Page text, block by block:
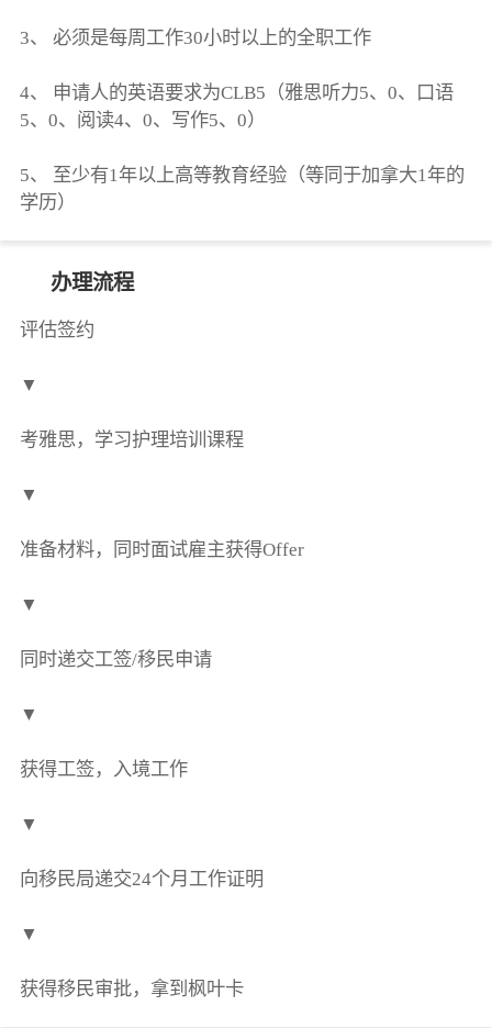
3、 必须是每周工作30小时以上的全职工作
4、 申请人的英语要求为CLB5（雅思听力5、0、口语
5、0、阅读4、0、写作5、0）
5、 至少有1年以上高等教育经验（等同于加拿大1年的
学历）
办理流程
评估签约
▼
考雅思，学习护理培训课程
▼
准备材料，同时面试雇主获得Offer
▼
同时递交工签/移民申请
▼
获得工签，入境工作
▼
向移民局递交24个月工作证明
▼
获得移民审批，拿到枫叶卡